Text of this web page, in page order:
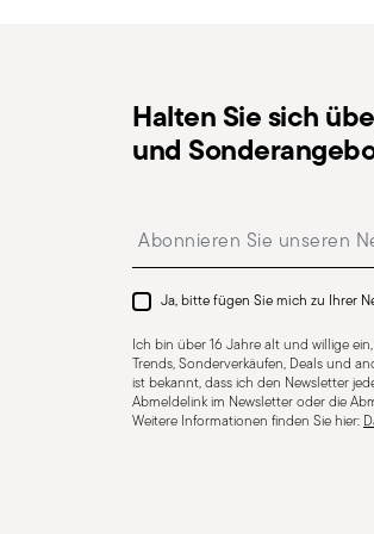
Spülmaschinenfest
CUTLERY - Besteck muss mit
Richtlinien für den sicheren
Unversehrtheit: Überprüfen Sie
Brüche. Beschädigtes Besteck
bei dem beschädigten Teil um
Aufbewahrung: Bewahren Sie
Halten Sie sich
und
Ja, bitte fügen Sie mich zu Ihrer
Ich bin über 16 Jahre alt und willige
Trends, Sonderverkäufen, Deals und
ist bekannt, dass ich den Newsletter
Abmeldelink im Newsletter oder die
Weitere Informationen finden Sie hier: